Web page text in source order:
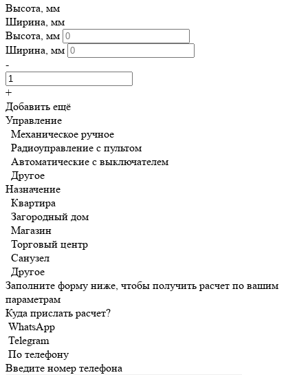
Высота, мм
Ширина, мм
Высота, мм
Ширина, мм
-
+
Добавить ещё
Управление
Механическое ручное
Радиоуправление с пультом
Автоматические с выключателем
Другое
Назначение
Квартира
Загородный дом
Магазин
Торговый центр
Санузел
Другое
Заполните форму ниже, чтобы получить расчет по вашим
параметрам
Куда прислать расчет?
WhatsApp
Telegram
По телефону
Введите номер телефона